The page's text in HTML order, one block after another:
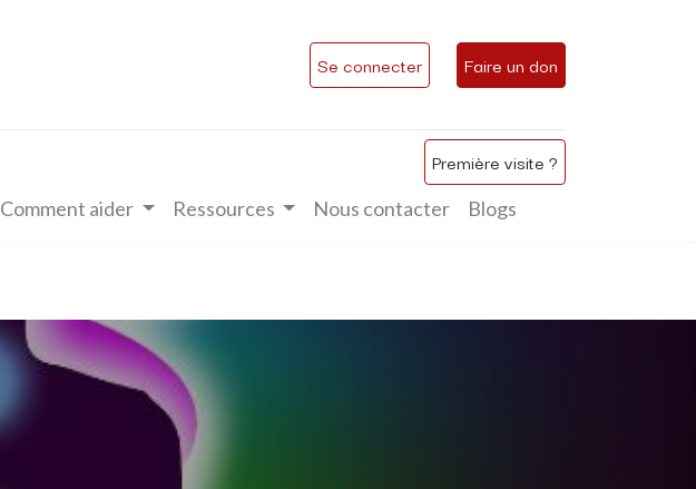
Se connecter Faire un don
Première visite ?
Comment aider Ressources Nous contacter Blogs